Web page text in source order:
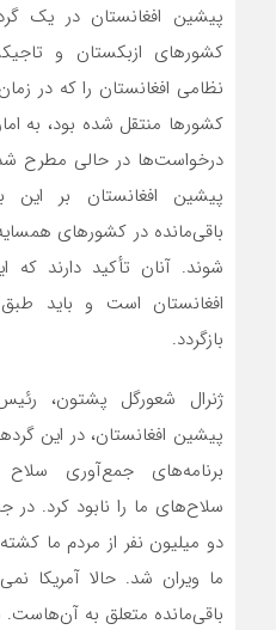
پیشین افغانستان در یک
کشورهای ازبکستان و
نظامی افغانستان را که در
کشورها منتقل شده بود، به
درخواست‌ها در حالی مطرح
پیشین افغانستان بر این
باقی‌مانده در کشورهای همسایه
شوند. آنان تأکید دارند
افغانستان است و باید
بازگردد.
ژنرال شعورگل پشتون،
پیشین افغانستان، در این
سلاح‌های ما را نابود کرد. در
دو میلیون نفر از مردم ما
ما ویران شد. حالا آمریکا
باقی‌مانده متعلق به آن‌هاست.